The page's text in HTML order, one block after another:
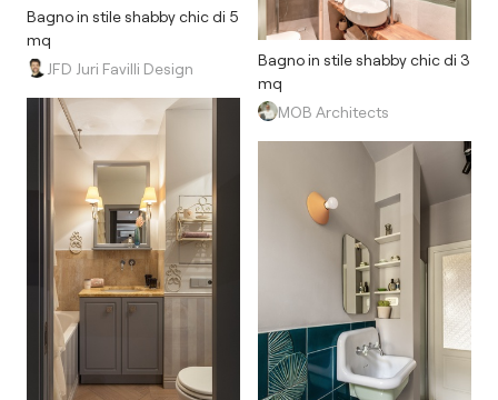
Bagno in stile shabby chic di 5
mq
JFD Juri Favilli Design
Bagno in stile shabby chic di 3
mq
MOB Architects